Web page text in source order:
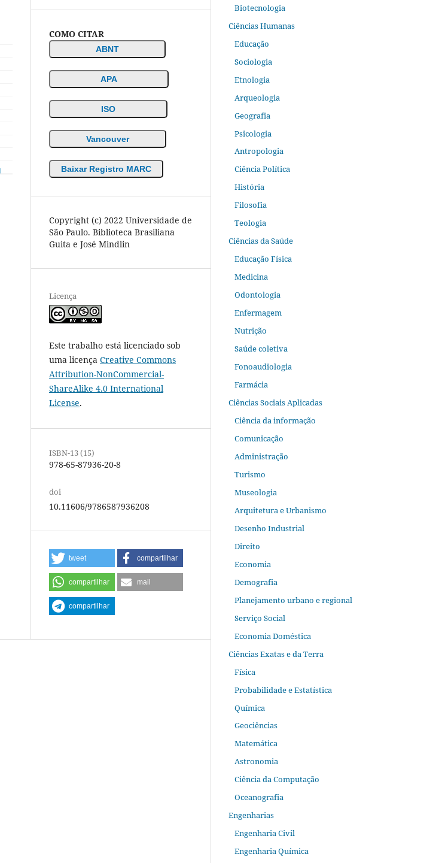
COMO CITAR
ABNT
APA
ISO
Vancouver
Baixar Registro MARC
Copyright (c) 2022 Universidade de
São Paulo. Biblioteca Brasiliana
Guita e José Mindlin
Licença
Este trabalho está licenciado sob
uma licença Creative Commons
Attribution-NonCommercial-
ShareAlike 4.0 International
License.
ISBN-13 (15)
978-65-87936-20-8
doi
10.11606/9786587936208
tweet compartilhar
compartilhar mail
compartilhar
Biotecnologia
Ciências Humanas
Educação
Sociologia
Etnologia
Arqueologia
Geografia
Psicologia
Antropologia
Ciência Política
História
Filosofia
Teologia
Ciências da Saúde
Educação Física
Medicina
Odontologia
Enfermagem
Nutrição
Saúde coletiva
Fonoaudiologia
Farmácia
Ciências Sociais Aplicadas
Ciência da informação
Comunicação
Administração
Turismo
Museologia
Arquitetura e Urbanismo
Desenho Industrial
Direito
Economia
Demografia
Planejamento urbano e regional
Serviço Social
Economia Doméstica
Ciências Exatas e da Terra
Física
Probabilidade e Estatística
Química
Geociências
Matemática
Astronomia
Ciência da Computação
Oceanografia
Engenharias
Engenharia Civil
Engenharia Química